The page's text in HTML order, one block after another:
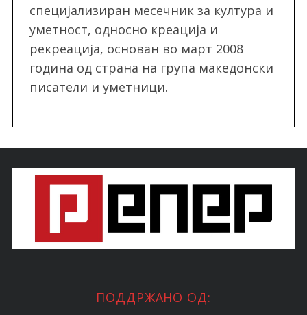
специјализиран месечник за култура и
уметност, односно креација и
рекреација, oснован во март 2008
година од страна на група македонски
писатели и уметници.
ПОДДРЖАНО ОД: